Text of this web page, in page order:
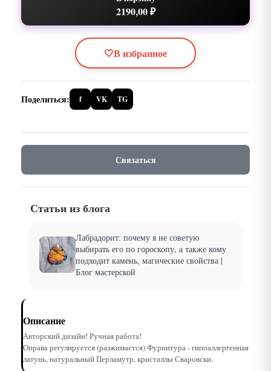
2190,00 ₽
🤍В избранное
Поделиться: f VK TG
Связаться
Статьи из блога
Лабрадорит: почему я не советую
выбирать его по гороскопу, а также кому
подходит камень, магические свойства |
Блог мастерской
Описание
Авторский дизайн! Ручная работа!
Оправа регулируется (разжимается) Фурнитура - гипоаллергенная
латунь, натуральный Перламутр, кристаллы Сваровски.